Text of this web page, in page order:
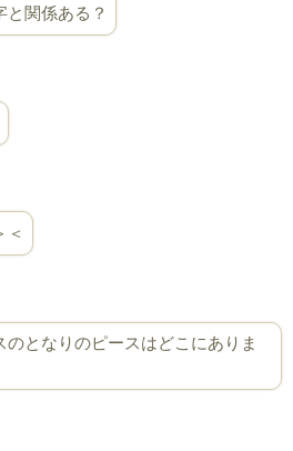
と関係ある？
＜
のとなりのピースはどこにありま